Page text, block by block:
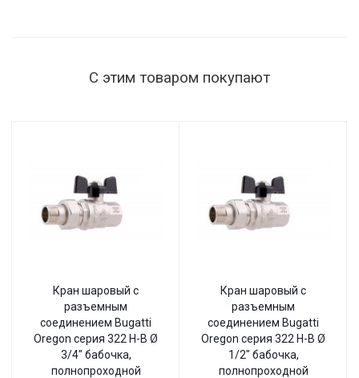
С этим товаром покупают
Кран шаровый с
разъемным
соединением Bugatti
Oregon серия 322 Н-В Ø
3/4" бабочка,
полнопроходной
Кран шаровый с
разъемным
соединением Bugatti
Oregon серия 322 Н-В Ø
1/2" бабочка,
полнопроходной